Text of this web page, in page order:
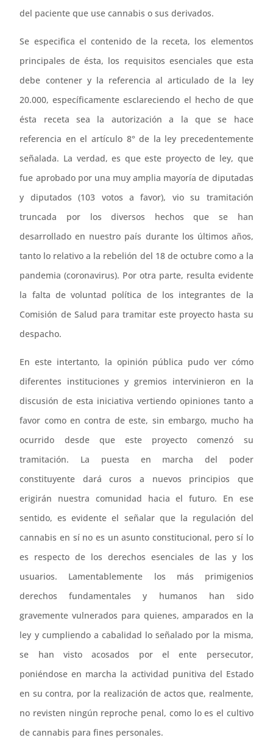
del paciente que use cannabis o sus derivados.
Se especifica el contenido de la receta, los elementos
principales de ésta, los requisitos esenciales que esta
debe contener y la referencia al articulado de la ley
20.000, específicamente esclareciendo el hecho de que
ésta receta sea la autorización a la que se hace
referencia en el artículo 8° de la ley precedentemente
señalada. La verdad, es que este proyecto de ley, que
fue aprobado por una muy amplia mayoría de diputadas
y diputados (103 votos a favor), vio su tramitación
truncada por los diversos hechos que se han
desarrollado en nuestro país durante los últimos años,
tanto lo relativo a la rebelión del 18 de octubre como a la
pandemia (coronavirus). Por otra parte, resulta evidente
la falta de voluntad política de los integrantes de la
Comisión de Salud para tramitar este proyecto hasta su
despacho.
En este intertanto, la opinión pública pudo ver cómo
diferentes instituciones y gremios intervinieron en la
discusión de esta iniciativa vertiendo opiniones tanto a
favor como en contra de este, sin embargo, mucho ha
ocurrido desde que este proyecto comenzó su
tramitación. La puesta en marcha del poder
constituyente dará curos a nuevos principios que
erigirán nuestra comunidad hacia el futuro. En ese
sentido, es evidente el señalar que la regulación del
cannabis en sí no es un asunto constitucional, pero sí lo
es respecto de los derechos esenciales de las y los
usuarios. Lamentablemente los más primigenios
derechos fundamentales y humanos han sido
gravemente vulnerados para quienes, amparados en la
ley y cumpliendo a cabalidad lo señalado por la misma,
se han visto acosados por el ente persecutor,
poniéndose en marcha la actividad punitiva del Estado
en su contra, por la realización de actos que, realmente,
no revisten ningún reproche penal, como lo es el cultivo
de cannabis para fines personales.